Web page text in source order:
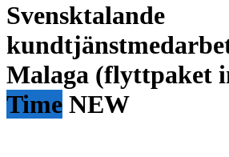
Svensktalande
Malaga (flyttpaket
Time NEW